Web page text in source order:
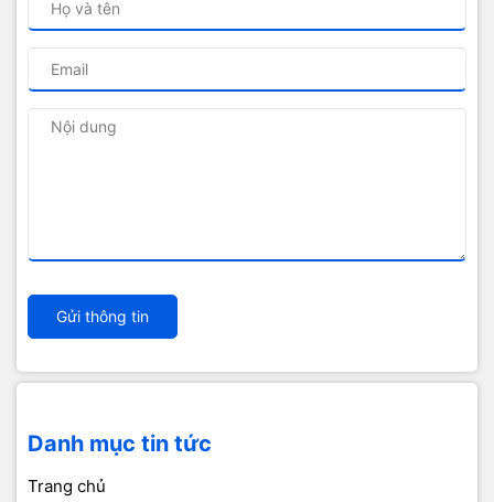
Gửi thông tin
Danh mục tin tức
Trang chủ